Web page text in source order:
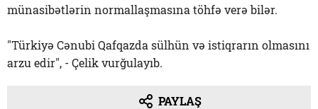
münasibətlərin normallaşmasına töhfə verə bilər.
"Türkiyə Cənubi Qafqazda sülhün və istiqrarın olmasını
arzu edir", - Çelik vurğulayıb.
PAYLAŞ